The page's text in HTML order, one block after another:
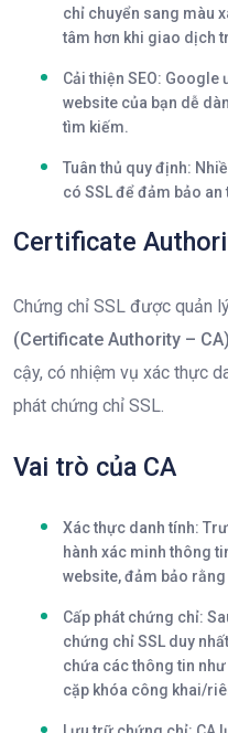
chỉ chuyển sang màu
tâm hơn khi giao dịch
Cải thiện SEO: Google
website của bạn dễ
tìm kiếm.
Tuân thủ quy định:
có SSL để đảm bảo
Certificate
Chứng chỉ SSL được quản
(Certificate Authority – CA)
cậy, có nhiệm vụ xác thực
phát chứng chỉ SSL.
Vai trò của CA
Xác thực danh tính:
hành xác minh thông
website, đảm bảo rằng
Cấp phát chứng chỉ:
chứng chỉ SSL duy
chứa các thông tin
cặp khóa công khai/